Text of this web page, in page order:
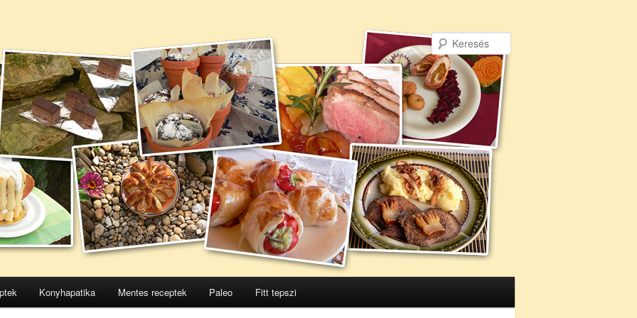
Konyhapatika Mentes receptek Paleo Fitt tepszi